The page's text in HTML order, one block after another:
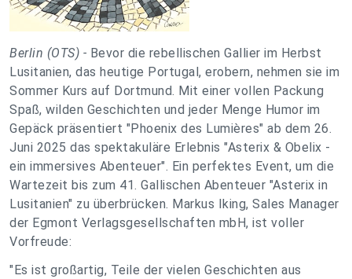
Berlin (OTS) - Bevor die rebellischen Gallier im Herbst
Lusitanien, das heutige Portugal, erobern, nehmen sie im
Sommer Kurs auf Dortmund. Mit einer vollen Packung
Spaß, wilden Geschichten und jeder Menge Humor im
Gepäck präsentiert "Phoenix des Lumières" ab dem 26.
Juni 2025 das spektakuläre Erlebnis "Asterix & Obelix -
ein immersives Abenteuer". Ein perfektes Event, um die
Wartezeit bis zum 41. Gallischen Abenteuer "Asterix in
Lusitanien" zu überbrücken. Markus Iking, Sales Manager
der Egmont Verlagsgesellschaften mbH, ist voller
Vorfreude:
"Es ist großartig, Teile der vielen Geschichten aus